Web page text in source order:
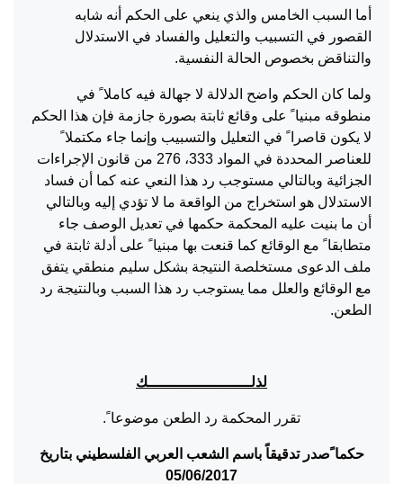
أما السبب الخامس والذي ينعي على الحكم أنه شابه
القصور في التسبيب والتعليل والفساد في الاستدلال
والتناقض بخصوص الحالة النفسية.
ولما كان الحكم واضح الدلالة لا جهالة فيه كاملا ً في
منطوقه مبنيا ً على وقائع ثابتة بصورة جازمة فإن هذا الحكم
لا يكون قاصرا ً في التعليل والتسبيب وإنما جاء مكتملا ً
للعناصر المحددة في المواد 333، 276 من قانون الإجراءات
الجزائية وبالتالي مستوجب رد هذا النعي عنه كما أن فساد
الاستدلال هو استخراج من الواقعة ما لا تؤدي إليه وبالتالي
أن ما بنيت عليه المحكمة حكمها في تعديل الوصف جاء
متطابقا ً مع الوقائع كما قنعت بها مبنيا ً على أدلة ثابتة في
ملف الدعوى مستخلصة النتيجة بشكل سليم منطقي يتفق
مع الوقائع والعلل مما يستوجب رد هذا السبب وبالنتيجة رد
الطعن.
لذلـــــــــــــــــــــــك
تقرر المحكمة رد الطعن موضوعا ً.
حكما ًصدر تدقيقاً باسم الشعب العربي الفلسطيني بتاريخ
05/06/2017